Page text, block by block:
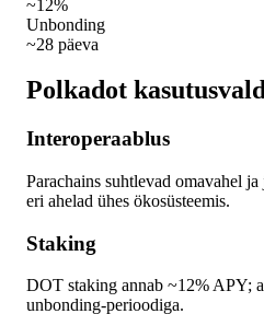
~12%
Unbonding
~28 päeva
Polkadot
Interoperaablus
Parachains suhtlevad omavahel
eri ahelad ühes ökosüsteemis.
Staking
DOT staking annab ~12% APY;
unbonding-perioodiga.